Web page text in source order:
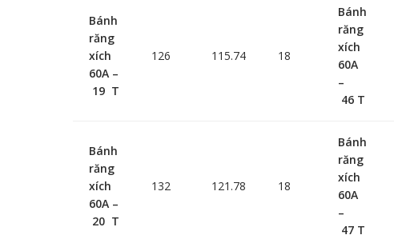
Bánh
răng
xích
60A –
19 T
126 115.74 18
Bánh
răng
xích
60A
–
46 T
Bánh
răng
xích
60A –
20 T
132 121.78 18
Bánh
răng
xích
60A
–
47 T